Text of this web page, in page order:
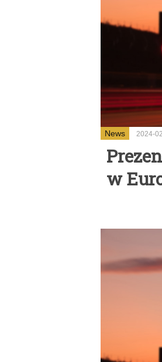
News 2024-
w